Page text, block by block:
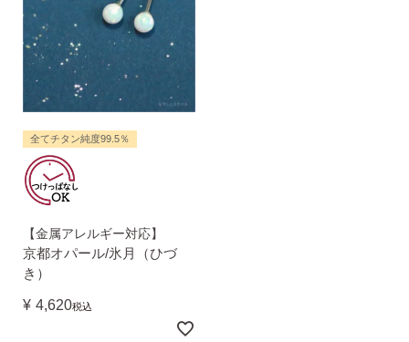
即日発送
全てチタン純度99.5％
【金属アレルギー対応】
京都オパール/氷月（ひづ
き）
¥ 4,620税込